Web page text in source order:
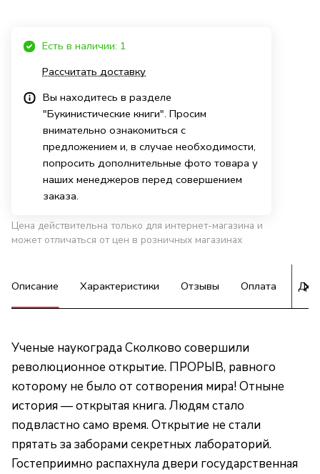
Есть в наличии: 1
Рассчитать доставку
Вы находитесь в разделе
"Букинистические книги". Просим
внимательно ознакомиться с
предложением и, в случае необходимости,
попросить дополнительные фото товара у
наших менеджеров перед совершением
заказа.
Цена действительна только для интернет-магазина и
может отличаться от цен в розничных магазинах
Описание Характеристики Отзывы Оплата
Ученые наукограда Сколково совершили
революционное открытие. ПРОРЫВ, равного
которому не было от сотворения мира! Отныне
история — открытая книга. Людям стало
подвластно само время. Открытие не стали
прятать за заборами секретных лабораторий.
Гостеприимно распахнула двери государственная